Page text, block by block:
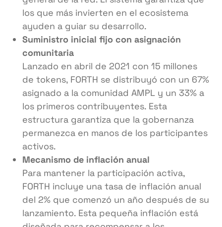
los que más invierten en el ecosistema
ayuden a guiar su desarrollo.
Suministro inicial fijo con asignación
comunitaria
Lanzado en abril de 2021 con 15 millones
de tokens, FORTH se distribuyó con un 67%
asignado a la comunidad AMPL y un 33% a
los primeros contribuyentes. Esta
estructura garantiza que la gobernanza
permanezca en manos de los participantes
activos.
Mecanismo de inflación anual
Para mantener la participación activa,
FORTH incluye una tasa de inflación anual
del 2% que comenzó un año después de su
lanzamiento. Esta pequeña inflación está